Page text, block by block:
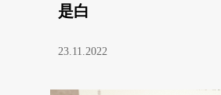
是白
23.11.2022